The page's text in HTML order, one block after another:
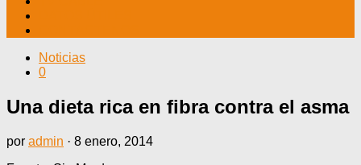
Noticias
0
Una dieta rica en fibra contra el asma
por admin · 8 enero, 2014